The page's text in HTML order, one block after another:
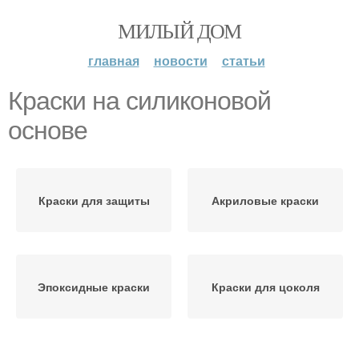
МИЛЫЙ ДОМ
главная новости статьи
Краски на силиконовой
основе
Краски для защиты Акриловые краски
Эпоксидные краски Краски для цоколя